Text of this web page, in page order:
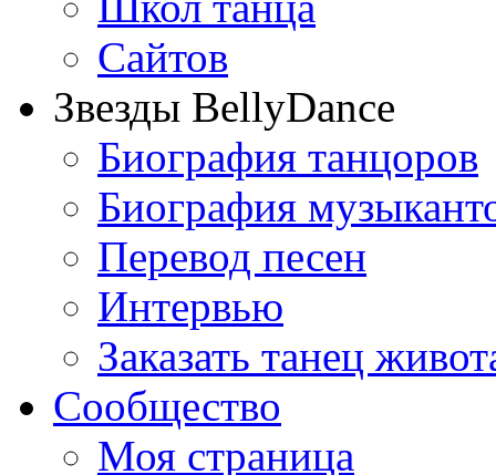
Сайтов
Звезды BellyDance
Биография танцоров
Биография
Перевод песен
Интервью
Заказать танец
Сообщество
Моя страница